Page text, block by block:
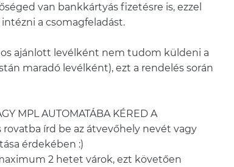
van bankkártyás fizetésre is, ezzel
a csomagfeladást.
ajánlott levélként nem tudom küldeni a
maradó levélként), ezt a rendelés során
MPL AUTOMATÁBA KÉRED A
rovatba írd be az átvevőhely nevét vagy
érdekében :)
2 hetet várok, ezt követően